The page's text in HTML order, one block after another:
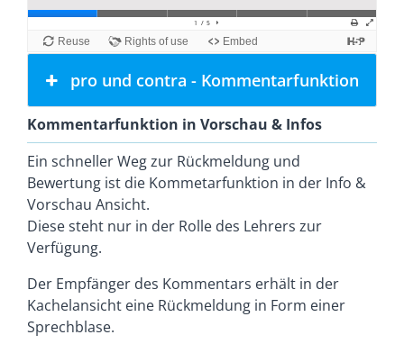
pro und contra - Kommentarfunktion
Kommentarfunktion in Vorschau & Infos
Ein schneller Weg zur Rückmeldung und
Bewertung ist die Kommetarfunktion in der Info &
Vorschau Ansicht.
Diese steht nur in der Rolle des Lehrers zur
Verfügung.
Der Empfänger des Kommentars erhält in der
Kachelansicht eine Rückmeldung in Form einer
Sprechblase.